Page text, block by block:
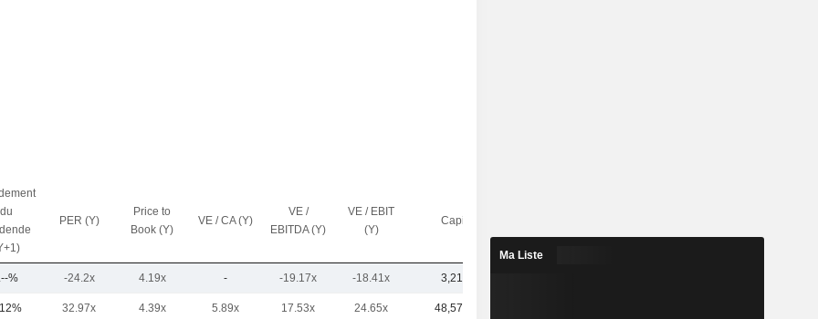
du
PER (Y)
Price to
Book (Y)
VE / CA (Y)
VE /
EBITDA (Y)
VE / EBIT
(Y)
Capi.($)
% -24.2x 4.19x - -19.17x -18.41x 3,21 Md
32.97x 4.39x 5.89x 17.53x 24.65x 48,57 Md
Ma Liste